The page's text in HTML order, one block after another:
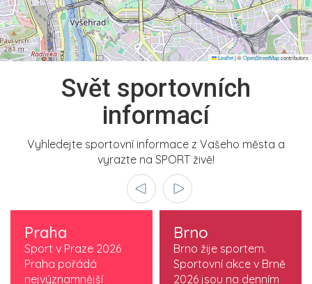
Leaflet|©OpenStreetMapcontributors
Svět sportovních
informací
Vyhledejte sportovní informace z Vašeho města a
vyrazte na SPORT živě!
Praha
Sport v Praze 2026
Praha pořádá
nejvýznamnější
Brno
Brno žije sportem.
Sportovní akce v Brně
2026 jsou na denním